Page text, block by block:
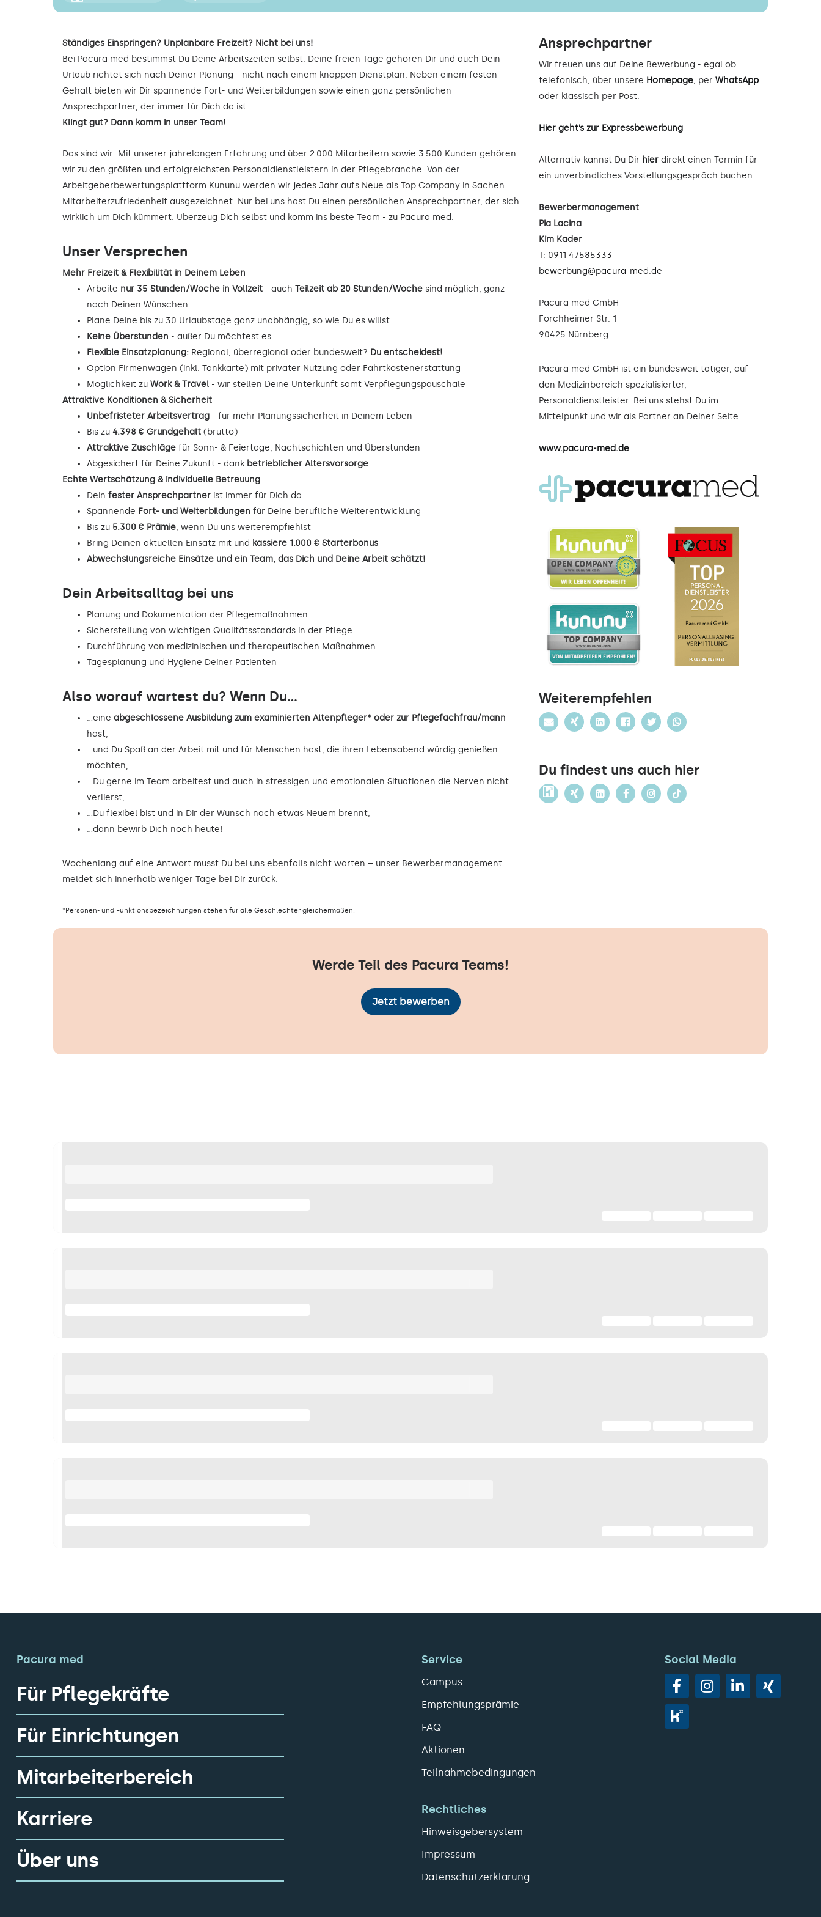
Ständiges Einspringen? Unplanbare Freizeit? Nicht bei uns!
Bei Pacura med bestimmst Du Deine Arbeitszeiten selbst. Deine freien Tage gehören Dir und auch Dein
Urlaub richtet sich nach Deiner Planung - nicht nach einem knappen Dienstplan. Neben einem festen
Gehalt bieten wir Dir spannende Fort- und Weiterbildungen sowie einen ganz persönlichen
Ansprechpartner, der immer für Dich da ist.
Klingt gut? Dann komm in unser Team!
Das sind wir: Mit unserer jahrelangen Erfahrung und über 2.000 Mitarbeitern sowie 3.500 Kunden gehören
wir zu den größten und erfolgreichsten Personaldienstleistern in der Pflegebranche. Von der
Arbeitgeberbewertungsplattform Kununu werden wir jedes Jahr aufs Neue als Top Company in Sachen
Mitarbeiterzufriedenheit ausgezeichnet. Nur bei uns hast Du einen persönlichen Ansprechpartner, der sich
wirklich um Dich kümmert. Überzeug Dich selbst und komm ins beste Team - zu Pacura med.
Unser Versprechen
Mehr Freizeit & Flexibilität in Deinem Leben
Arbeite nur 35 Stunden/Woche in Vollzeit - auch Teilzeit ab 20 Stunden/Woche sind möglich, ganz
nach Deinen Wünschen
Plane Deine bis zu 30 Urlaubstage ganz unabhängig, so wie Du es willst
Keine Überstunden - außer Du möchtest es
Flexible Einsatzplanung: Regional, überregional oder bundesweit? Du entscheidest!
Option Firmenwagen (inkl. Tankkarte) mit privater Nutzung oder Fahrtkostenerstattung
Möglichkeit zu Work & Travel - wir stellen Deine Unterkunft samt Verpflegungspauschale
Attraktive Konditionen & Sicherheit
Unbefristeter Arbeitsvertrag - für mehr Planungssicherheit in Deinem Leben
Bis zu 4.398 € Grundgehalt (brutto)
Attraktive Zuschläge für Sonn- & Feiertage, Nachtschichten und Überstunden
Abgesichert für Deine Zukunft - dank betrieblicher Altersvorsorge
Echte Wertschätzung & individuelle Betreuung
Dein fester Ansprechpartner ist immer für Dich da
Spannende Fort- und Weiterbildungen für Deine berufliche Weiterentwicklung
Bis zu 5.300 € Prämie, wenn Du uns weiterempfiehlst
Bring Deinen aktuellen Einsatz mit und kassiere 1.000 € Starterbonus
Abwechslungsreiche Einsätze und ein Team, das Dich und Deine Arbeit schätzt!
Dein Arbeitsalltag bei uns
Planung und Dokumentation der Pflegemaßnahmen
Sicherstellung von wichtigen Qualitätsstandards in der Pflege
Durchführung von medizinischen und therapeutischen Maßnahmen
Tagesplanung und Hygiene Deiner Patienten
Also worauf wartest du? Wenn Du...
…eine abgeschlossene Ausbildung zum examinierten Altenpfleger* oder zur Pflegefachfrau/mann
hast,
…und Du Spaß an der Arbeit mit und für Menschen hast, die ihren Lebensabend würdig genießen
möchten,
…Du gerne im Team arbeitest und auch in stressigen und emotionalen Situationen die Nerven nicht
verlierst,
…Du flexibel bist und in Dir der Wunsch nach etwas Neuem brennt,
…dann bewirb Dich noch heute!
Wochenlang auf eine Antwort musst Du bei uns ebenfalls nicht warten – unser Bewerbermanagement
meldet sich innerhalb weniger Tage bei Dir zurück.
*Personen- und Funktionsbezeichnungen stehen für alle Geschlechter gleichermaßen.
Ansprechpartner
Wir freuen uns auf Deine Bewerbung - egal ob
telefonisch, über unsere Homepage, per WhatsApp
oder klassisch per Post.
Hier geht’s zur Expressbewerbung
Alternativ kannst Du Dir hier direkt einen Termin für
ein unverbindliches Vorstellungsgespräch buchen.
Bewerbermanagement
Pia Lacina
Kim Kader
T: 0911 47585333
bewerbung@pacura-med.de
Pacura med GmbH
Forchheimer Str. 1
90425 Nürnberg
Pacura med GmbH ist ein bundesweit tätiger, auf
den Medizinbereich spezialisierter,
Personaldienstleister. Bei uns stehst Du im
Mittelpunkt und wir als Partner an Deiner Seite.
www.pacura-med.de
Weiterempfehlen
Du findest uns auch hier
Werde Teil des Pacura Teams!
Jetzt bewerben
Pacura med
Für Pflegekräfte
Für Einrichtungen
Mitarbeiterbereich
Karriere
Über uns
Service
Campus
Empfehlungsprämie
FAQ
Aktionen
Teilnahmebedingungen
Rechtliches
Hinweisgebersystem
Impressum
Datenschutzerklärung
Social Media